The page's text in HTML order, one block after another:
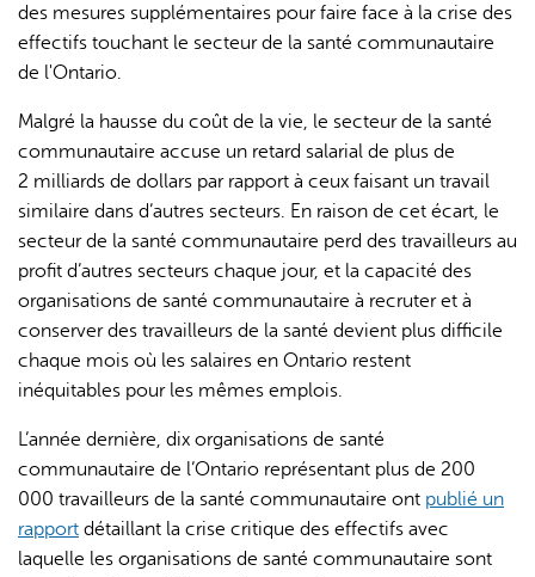
des mesures supplémentaires pour faire face à la crise des
effectifs touchant le secteur de la santé communautaire
de l'Ontario.
Malgré la hausse du coût de la vie, le secteur de la santé
communautaire accuse un retard salarial de plus de
2 milliards de dollars par rapport à ceux faisant un travail
similaire dans d’autres secteurs. En raison de cet écart, le
secteur de la santé communautaire perd des travailleurs au
profit d’autres secteurs chaque jour, et la capacité des
organisations de santé communautaire à recruter et à
conserver des travailleurs de la santé devient plus difficile
chaque mois où les salaires en Ontario restent
inéquitables pour les mêmes emplois.
L’année dernière, dix organisations de santé
communautaire de l’Ontario représentant plus de 200
000 travailleurs de la santé communautaire ont publié un
rapport détaillant la crise critique des effectifs avec
laquelle les organisations de santé communautaire sont